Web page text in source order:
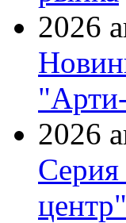
2026
2026
центр"